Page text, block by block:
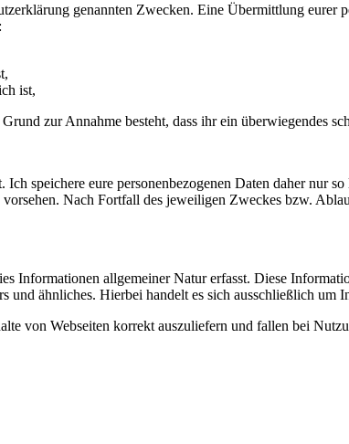
genannten Zwecken. Eine Übermittlung eurer
ist,
zur Annahme besteht, dass ihr ein überwiegendes
speichere eure personenbezogenen Daten daher nur
Nach Fortfall des jeweiligen Zweckes bzw.
Informationen allgemeiner Natur erfasst. Diese
ähnliches. Hierbei handelt es sich ausschließlich um
von Webseiten korrekt auszuliefern und fallen bei